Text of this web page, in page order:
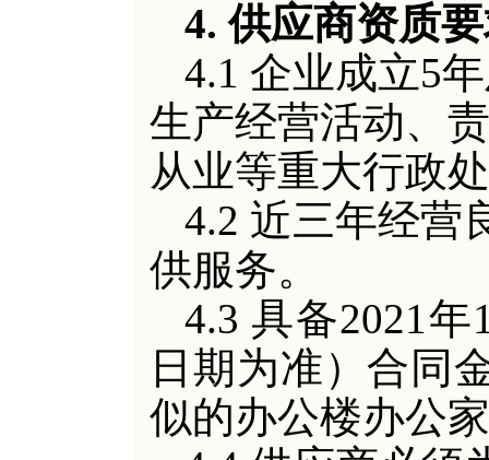
4. 供应商资质
4.1 企业成立5
生产经营活动、
从业等重大行政
4.2 近三年经营
供服务。
4.3 具备2021
日期为准）合同
似的办公楼办公